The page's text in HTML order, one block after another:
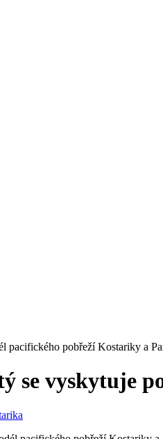
pacifického pobřeží Kostariky a
se vyskytuje